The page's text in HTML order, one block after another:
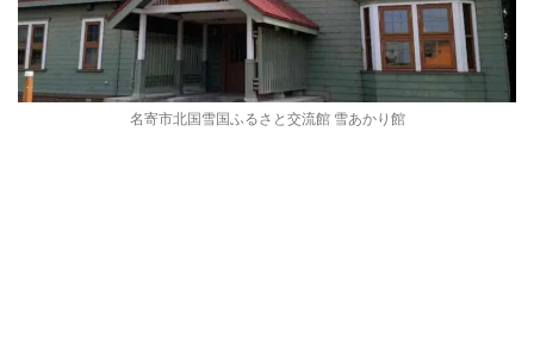
名寄市北国雪国ふるさと交流館 雪あかり館